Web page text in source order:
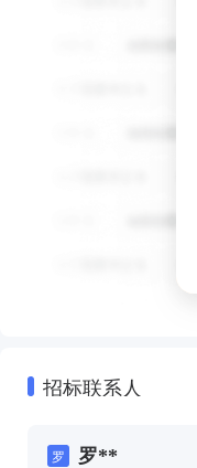
招标联系人
罗 罗**